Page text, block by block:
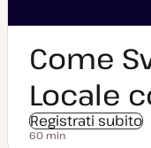
Come
Locale
Registrati subito
Durata
60 min